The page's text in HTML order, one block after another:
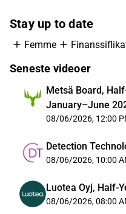
Stay up to date
Femme
Seneste videoer
Metsä Board,
January–June
08/06/2026, 12:00
Detection
08/06/2026, 10:00
Luotea Oyj, Half-
08/06/2026, 08:00